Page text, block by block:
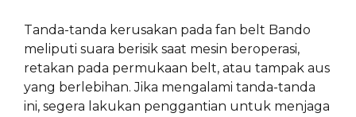
Tanda-tanda kerusakan pada fan belt Bando
meliputi suara berisik saat mesin beroperasi,
retakan pada permukaan belt, atau tampak aus
yang berlebihan. Jika mengalami tanda-tanda
ini, segera lakukan penggantian untuk menjaga